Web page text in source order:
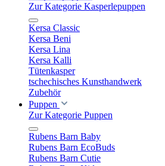
Zur Kategorie Kasperlepuppen
Kersa Classic
Kersa Beni
Kersa Lina
Kersa Kalli
Tütenkasper
tschechisches Kunsthandwerk
Zubehör
Puppen
Zur Kategorie Puppen
Rubens Barn Baby
Rubens Barn EcoBuds
Rubens Barn Cutie